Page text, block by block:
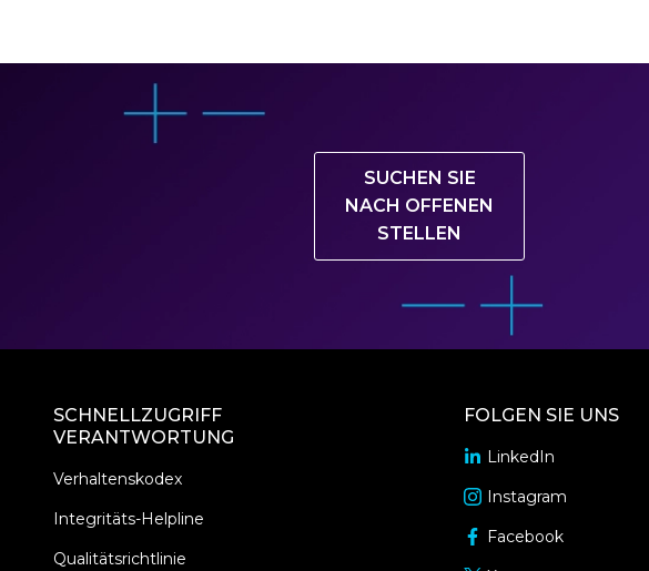
SUCHEN SIE
NACH OFFENEN
STELLEN
SCHNELLZUGRIFF
VERANTWORTUNG
Verhaltenskodex
Integritäts-Helpline
Qualitätsrichtlinie
FOLGEN SIE UNS
LinkedIn
opens
in
new
window
Instagram
opens
in
Facebook
opens